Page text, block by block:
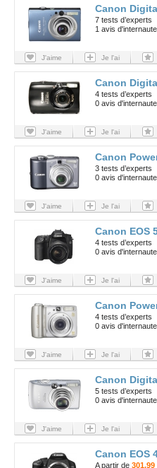
Canon
7 tests d’experts
1 avis
J'aime Je l'ai
Canon
4 tests d’experts
0 avis
J'aime Je l'ai
Canon
3 tests d’experts
0 avis
J'aime Je l'ai
Canon EOS
4 tests d’experts
0 avis
J'aime Je l'ai
Canon
4 tests d’experts
0 avis
J'aime Je l'ai
Canon
5 tests d’experts
0 avis
J'aime Je l'ai
Canon EOS
A partir de 301.99